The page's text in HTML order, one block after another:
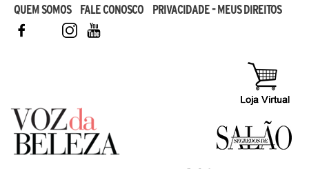
QUEM SOMOS FALE CONOSCO
PRIVACIDADE - MEUS DIREITOS
FACEBOOKTWITTERINSTAGRAM